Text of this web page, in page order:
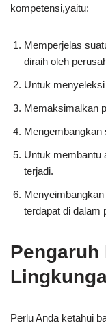
kompetensi,yaitu:
Memperjelas
diraih oleh
Untuk
Memaksimalkan
Mengembangkan
Untuk membantu
terjadi.
terdapat di dalam
Pengaruh
Perlu Anda ketahui